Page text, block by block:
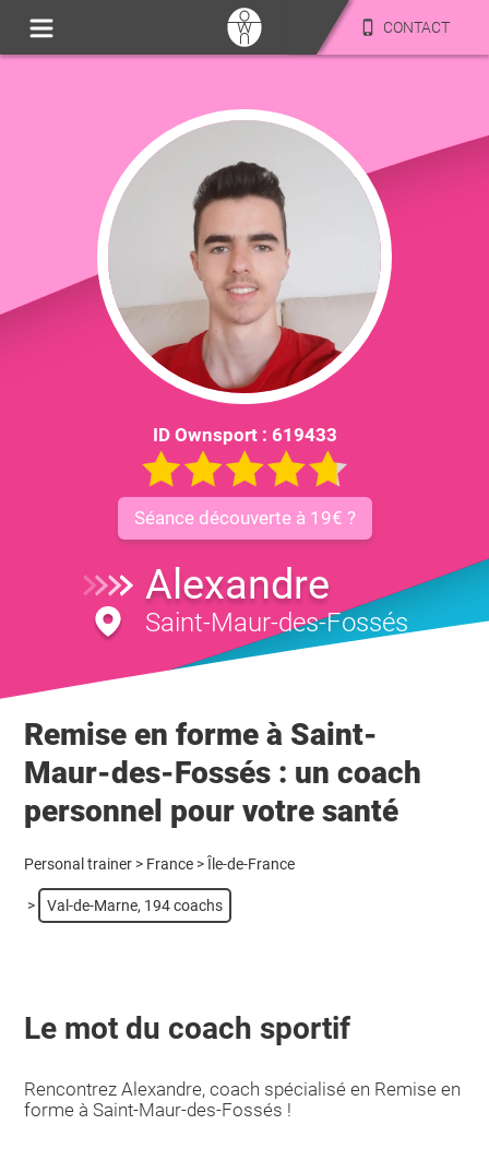
CONTACT
ID Ownsport : 619433
Séance découverte à 19€ ?
Alexandre
Saint-Maur-des-Fossés
Remise en forme à Saint-
Maur-des-Fossés : un coach
personnel pour votre santé
Personal trainer > France > Île-de-France
> Val-de-Marne, 194 coachs
Le mot du coach sportif
Rencontrez Alexandre, coach spécialisé en Remise en
forme à Saint-Maur-des-Fossés !